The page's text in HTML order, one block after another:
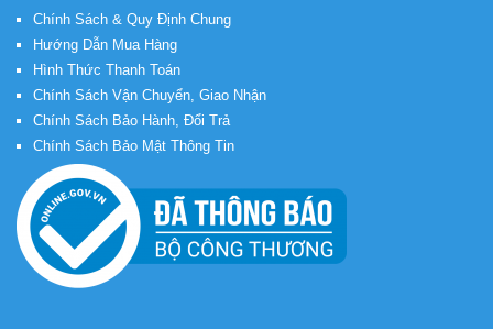
Chính Sách & Quy Định Chung
Hướng Dẫn Mua Hàng
Hình Thức Thanh Toán
Chính Sách Vận Chuyển, Giao Nhận
Chính Sách Bảo Hành, Đổi Trả
Chính Sách Bảo Mật Thông Tin